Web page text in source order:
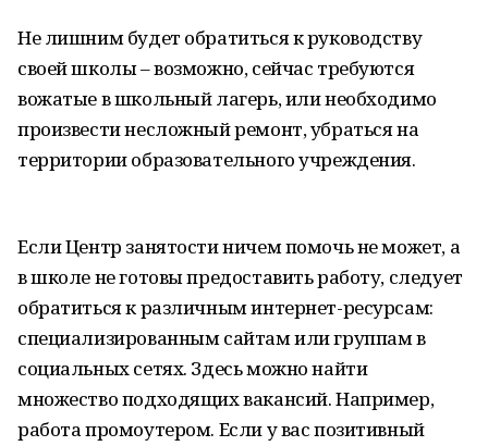
Не лишним будет обратиться к руководству
своей школы – возможно, сейчас требуются
вожатые в школьный лагерь, или необходимо
произвести несложный ремонт, убраться на
территории образовательного учреждения.
Если Центр занятости ничем помочь не может, а
в школе не готовы предоставить работу, следует
обратиться к различным интернет-ресурсам:
специализированным сайтам или группам в
социальных сетях. Здесь можно найти
множество подходящих вакансий. Например,
работа промоутером. Если у вас позитивный